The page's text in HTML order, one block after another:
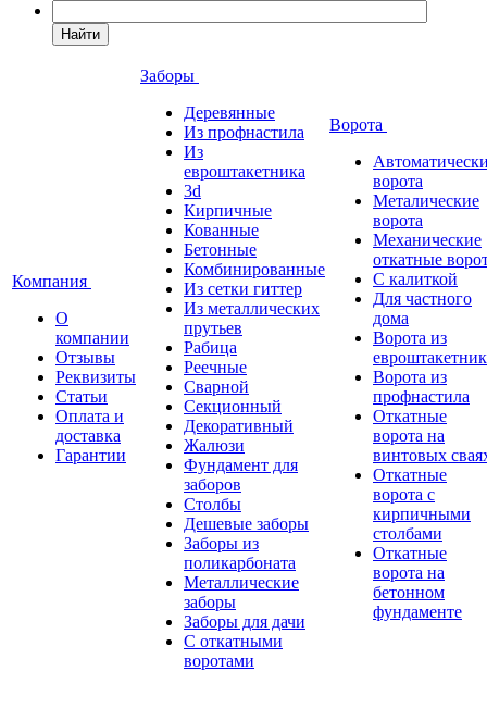
Найти
Компания
О
компании
Отзывы
Реквизиты
Статьи
Оплата и
доставка
Гарантии
Заборы
Деревянные
Из профнастила
Из
евроштакетника
3d
Кирпичные
Кованные
Бетонные
Комбинированные
Из сетки гиттер
Из металлических
прутьев
Рабица
Реечные
Сварной
Секционный
Декоративный
Жалюзи
Фундамент для
заборов
Столбы
Дешевые заборы
Заборы из
поликарбоната
Металлические
заборы
Заборы для дачи
С откатными
воротами
Ворота
ворота
Металические
ворота
Механические
откатные
С калиткой
Для частного
дома
Ворота из
Ворота из
профнастила
Откатные
ворота на
винтовых
Откатные
ворота с
кирпичными
столбами
Откатные
ворота на
бетонном
фундаменте